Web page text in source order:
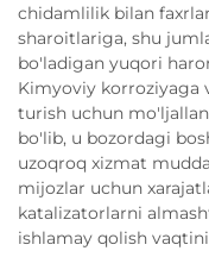
chidamlilik bilan
sharoitlariga, shu
bo'ladigan yuqori
Kimyoviy korroziyaga
turish uchun
bo'lib, u bozordagi
uzoqroq xizmat
mijozlar uchun
katalizatorlarni
ishlamay qolish